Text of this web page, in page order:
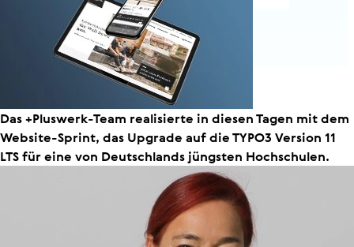
Das +Pluswerk-Team realisierte in diesen Tagen mit dem
Website-Sprint, das Upgrade auf die TYPO3 Version 11
LTS für eine von Deutschlands jüngsten Hochschulen.